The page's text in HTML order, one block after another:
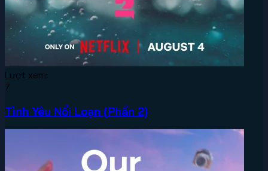
Lượt xem:
7
Tình Yêu Nổi Loạn (Phần 2)